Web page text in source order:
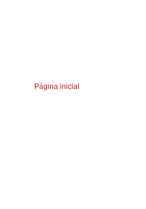
Página inicial